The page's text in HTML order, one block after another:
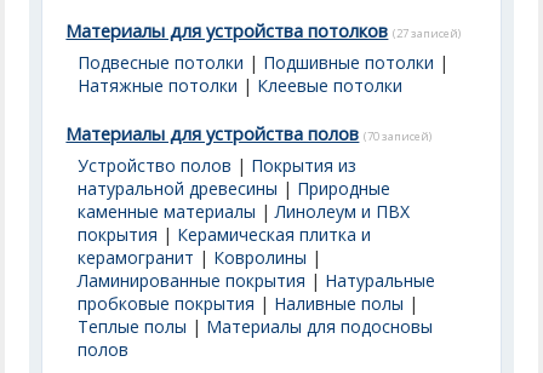
Материалы для устройства потолков (27 записей)
Подвесные потолки | Подшивные потолки |
Натяжные потолки | Клеевые потолки
Материалы для устройства полов (70 записей)
Устройство полов | Покрытия из
натуральной древесины | Природные
каменные материалы |Линолеум и ПВХ
покрытия | Керамическая плитка и
керамогранит | Ковролины |
Ламинированные покрытия | Натуральные
пробковые покрытия | Наливные полы |
Теплые полы | Материалы для подосновы
полов